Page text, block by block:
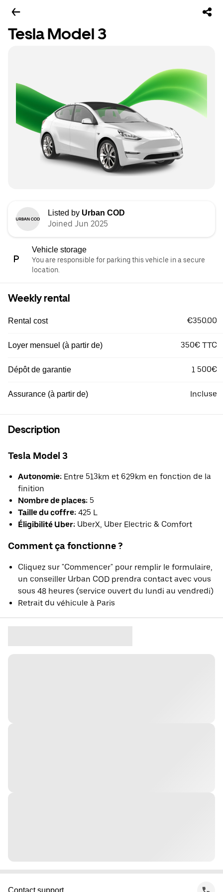
Tesla Model 3
Listed by Urban COD
Joined Jun 2025
Vehicle storage
You are responsible for parking this vehicle in a secure
location.
Weekly rental
Rental cost €350.00
Loyer mensuel (à partir de) 350€ TTC
Dépôt de garantie 1 500€
Assurance (à partir de) Incluse
Description
Tesla Model 3
Autonomie: Entre 513km et 629km en fonction de la
finition
Nombre de places: 5
Taille du coffre: 425 L
Éligibilité Uber: UberX, Uber Electric & Comfort
Comment ça fonctionne ?
Cliquez sur "Commencer" pour remplir le formulaire,
un conseiller Urban COD prendra contact avec vous
sous 48 heures (service ouvert du lundi au vendredi)
Retrait du véhicule à Paris
Contact support